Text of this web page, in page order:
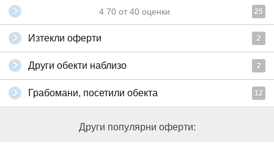
4.70 от 40 оценки 25
Изтекли оферти 2
Други обекти наблизо 2
Грабомани, посетили обекта 12
Други популярни оферти: